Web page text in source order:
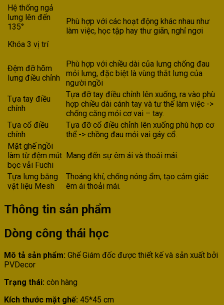
Hệ thống ngả
lưng lên đến
135°
Khóa 3 vị trí
Phù hợp với các hoạt động khác nhau như
làm việc, học tập hay thư giãn, nghỉ ngơi
Đệm đỡ hõm
lưng điều chỉnh
Phù hợp với chiều dài của lưng chống đau
mỏi lưng, đặc biệt là vùng thắt lưng của
người ngồi
Tựa tay điều
chỉnh
Tựa đỡ tay điều chỉnh lên xuống, ra vào phù
hợp chiều dài cánh tay và tư thế làm việc ->
chống căng mỏi cơ vai – tay.
Tựa cổ điều
chỉnh
Tựa đỡ cổ điều chỉnh lên xuống phù hợp cơ
thể -> chồng đau mỏi vai gáy cổ.
Mặt ghế ngồi
làm từ đệm mút
bọc vải Fuchi
Mang đến sự êm ái và thoải mái.
Tựa lưng bằng
vật liệu Mesh
Thoáng khí, chống nóng ẩm, tạo cảm giác
êm ái thoải mái.
Thông tin sản phẩm
Dòng công thái học
Mô tả sản phẩm: Ghế Giám đốc được thiết kế và sản xuất bởi
PVDecor
Trạng thái: còn hàng
Kích thước mặt ghế: 45*45 cm